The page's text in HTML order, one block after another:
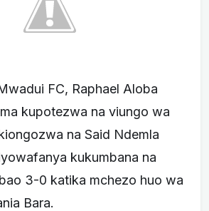
FC, Raphael Aloba
kupotezwa na viungo wa
na Said Ndemla
kukumbana na
3-0 katika mchezo huo wa
Bara.